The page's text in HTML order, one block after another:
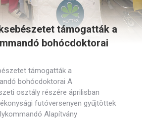
támogatták a
bohócdoktorai
támogatták a
bohócdoktorai A
osztály részére áprilisban
futóversenyen gyűjtöttek
Alapítvány